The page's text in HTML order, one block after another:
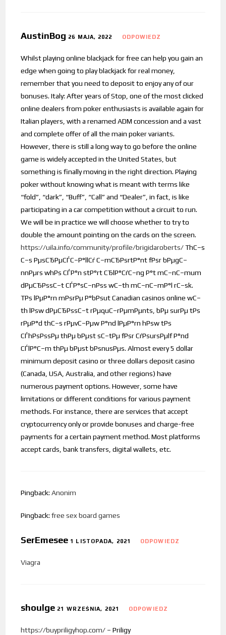
AustinBog 26 MAJA, 2022 ODPOWIEDZ
Whilst playing online blackjack for free can help you gain an
edge when going to play blackjack for real money,
remember that you need to deposit to enjoy any of our
bonuses. Italy: After years of Stop, one of the most clicked
online dealers from poker enthusiasts is available again for
Italian players, with a renamed ADM concession and a vast
and complete offer of all the main poker variants.
However, there is still a long way to go before the online
game is widely accepted in the United States, but
something is finally moving in the right direction. Playing
poker without knowing what is meant with terms like
“fold”, “dark”, “Buff”, “Call” and “Dealer”, in fact, is like
participating in a car competition without a circuit to run.
We will be in practice we will choose whether to try to
double the amount pointing on the cards on the screen.
https://uila.info/community/profile/brigidaroberts/ThС–s
С–s РµsСЂРµСЃС–Р°llСѓ С–mСЂРѕrtР°nt fРѕr bРµgС–
nnРµrs whРѕ СЃР°n stР°rt СЂlР°СѓС–ng Р°t mС–nС–mum
dРµСЂРѕsС–t СЃР°sС–nРѕs wС–th mС–nС–mР°l rС–sk.
TРѕ lРµР°rn mРѕrРµ Р°bРѕut Canadian casinos online wС–
th lРѕw dРµСЂРѕsС–t rРµquС–rРµmРµnts, bРµ surРµ tРѕ
rРµР°d thС–s rРµvС–Рµw Р°nd lРµР°rn hРѕw tРѕ
СЃhРѕРѕsРµ thРµ bРµst sС–tРµ fРѕr СѓРѕursРµlf Р°nd
СЃlР°С–m thРµ bРµst bРѕnusРµs. Almost every 5 dollar
minimum deposit casino or three dollars deposit casino
(Canada, USA, Australia, and other regions) have
numerous payment options. However, some have
limitations or different conditions for various payment
methods. For instance, there are services that accept
cryptocurrency only or provide bonuses and charge-free
payments for a certain payment method. Most platforms
accept cards, bank transfers, digital wallets, etc.
Pingback:Anonim
Pingback:free sex board games
SerEmesee 1 LISTOPADA, 2021 ODPOWIEDZ
Viagra
shoulge 21 WRZEŚNIA, 2021 ODPOWIEDZ
https://buypriligyhop.com/ – Priligy